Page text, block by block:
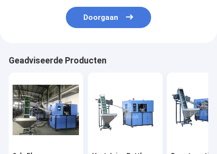
Doorgaan
Geadviseerde Producten